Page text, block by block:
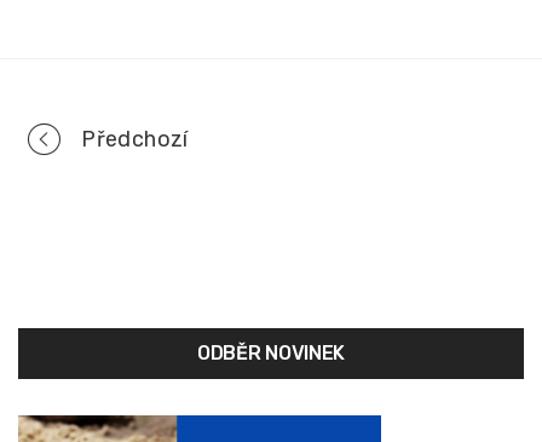
Portfolio
Předchozí
ODBĚR NOVINEK